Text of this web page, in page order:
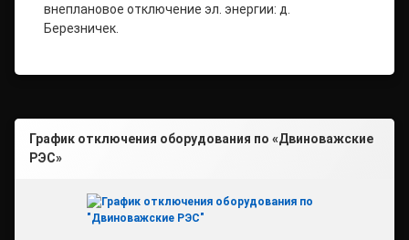
внеплановое отключение эл. энергии: д.
Березничек.
График отключения оборудования по «Двиноважские
РЭС»